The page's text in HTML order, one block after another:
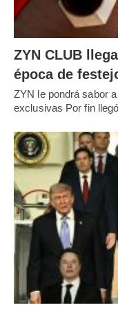
ZYN CLUB
época de
ZYN le pondrá sabor
exclusivas Por fin